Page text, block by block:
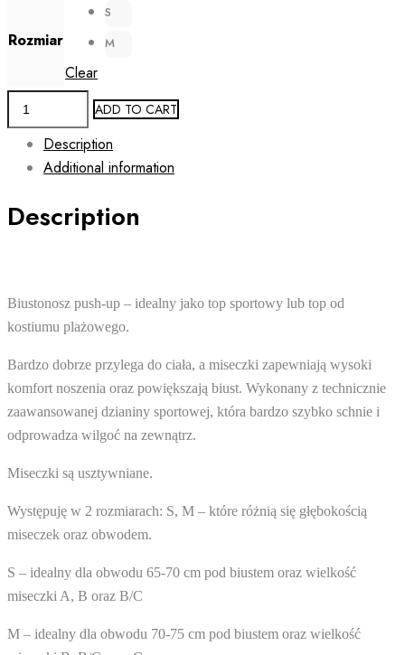
Rozmiar
S
M
Clear
Bra
AURA
Push-
ADD TO CART
Description
Additional information
Description
Biustonosz push-up – idealny jako top sportowy lub top od
kostiumu plażowego.
Bardzo dobrze przylega do ciała, a miseczki zapewniają wysoki
komfort noszenia oraz powiększają biust. Wykonany z technicznie
zaawansowanej dzianiny sportowej, która bardzo szybko schnie i
odprowadza wilgoć na zewnątrz.
Miseczki są usztywniane.
Występuję w 2 rozmiarach: S, M – które różnią się głębokością
miseczek oraz obwodem.
S – idealny dla obwodu 65-70 cm pod biustem oraz wielkość
miseczki A, B oraz B/C
M – idealny dla obwodu 70-75 cm pod biustem oraz wielkość